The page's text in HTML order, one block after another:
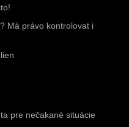
Má právo kontrolovat i
pre nečakané situácie